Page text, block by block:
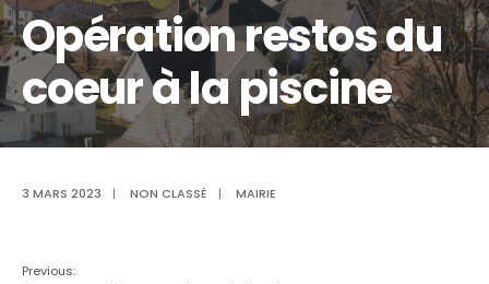
Opération restos du
coeur à la piscine
3 MARS 2023 | NON CLASSÉ | MAIRIE
Previous: